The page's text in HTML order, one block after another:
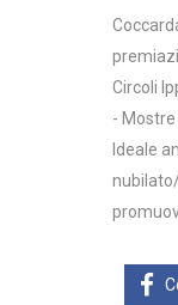
Circoli
-
Ideale